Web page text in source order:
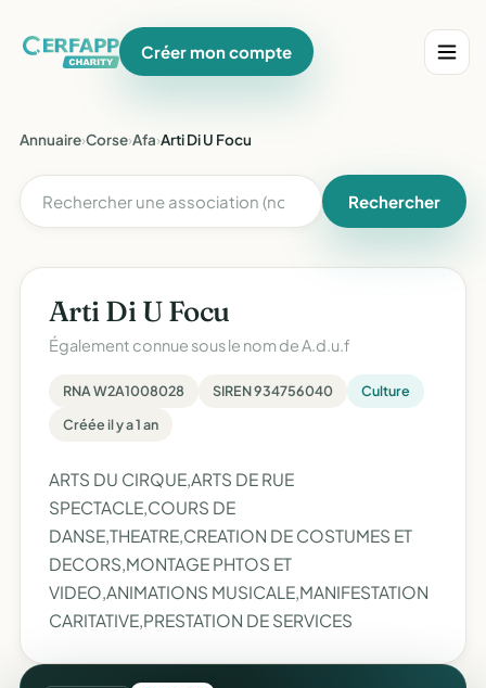
Créer mon compte
Annuaire›Corse›Afa›Arti Di U Focu
Rechercher
Arti Di U Focu
Également connue sous le nom deA.d.u.f
RNA W2A1008028 SIREN 934756040
Culture
Créée il y a 1 an
ARTS DU CIRQUE,ARTS DE RUE
SPECTACLE,COURS DE
DANSE,THEATRE,CREATION DE COSTUMES ET
DECORS,MONTAGE PHTOS ET
VIDEO,ANIMATIONS MUSICALE,MANIFESTATION
CARITATIVE,PRESTATION DE SERVICES